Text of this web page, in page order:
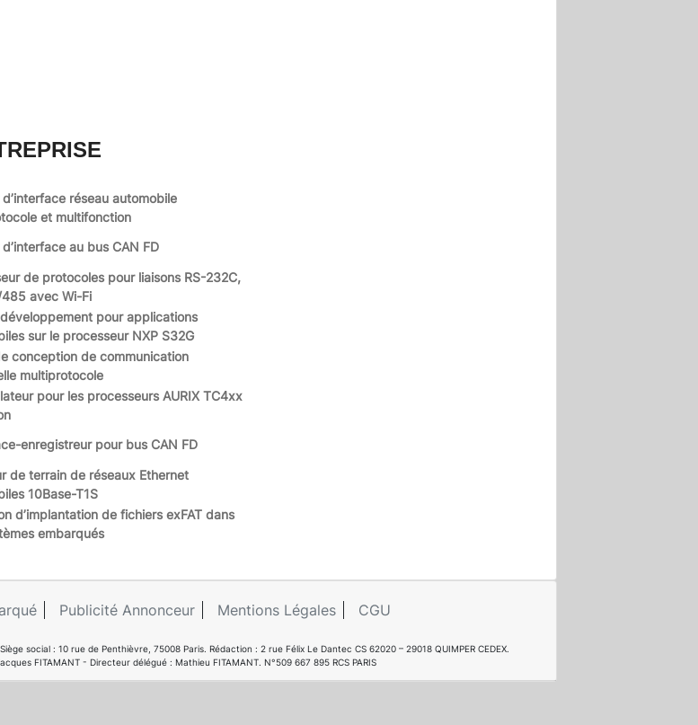
réseau automobile
et multifonction
au bus CAN FD
de protocoles pour liaisons RS-232C,
avec Wi-Fi
pour applications
sur le processeur NXP S32G
conception de communication
multiprotocole
pour les processeurs AURIX TC4xx
enregistreur pour bus CAN FD
de terrain de réseaux Ethernet
10Base-T1S
d’implantation de fichiers exFAT dans
embarqués
Publicité Annonceur Mentions Légales CGU
social : 10 rue de Penthièvre, 75008 Paris. Rédaction : 2 rue Félix Le Dantec CS 62020 – 29018 QUIMPER CEDEX.
FITAMANT - Directeur délégué : Mathieu FITAMANT. N°509 667 895 RCS PARIS